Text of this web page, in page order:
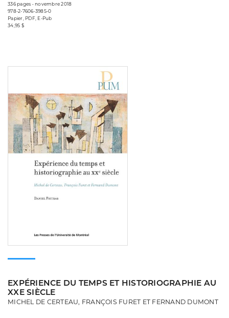
336 pages • novembre 2018
978-2-7606-3985-0
Papier, PDF, E-Pub
34,95 $
EXPÉRIENCE DU TEMPS ET HISTORIOGRAPHIE AU
XXE SIÈCLE
MICHEL DE CERTEAU, FRANÇOIS FURET ET FERNAND DUMONT